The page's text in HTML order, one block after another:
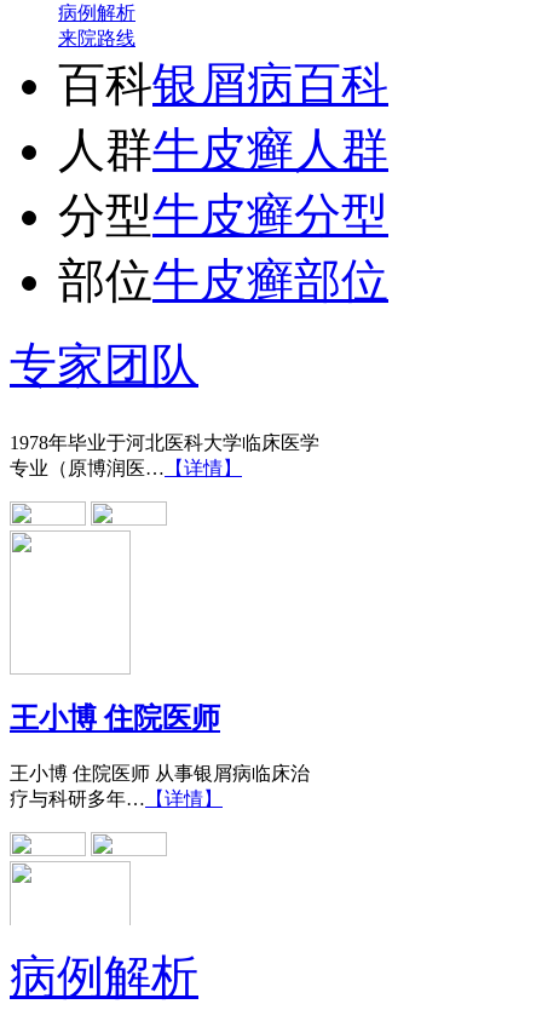
病例解析
来院路线
百科银屑病百科
人群牛皮癣人群
分型牛皮癣分型
部位牛皮癣部位
专家团队
王宝旗 副主任医
专业（原博润医… 【详情】
王小博 住院医师
王小博 住院医师 从事银屑病临床治
疗与科研多年…【详情】
黄省让 门诊医师
病例解析